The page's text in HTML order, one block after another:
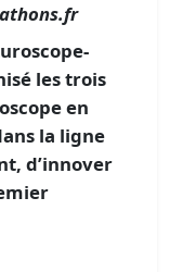
les trois
en
la ligne
d’innover